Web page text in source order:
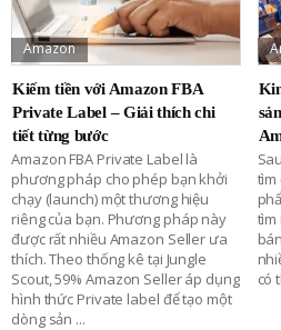
Amazon
Kiếm tiền với Amazon FBA
Private Label – Giải thích chi
tiết từng bước
Amazon FBA Private Label là
phương pháp cho phép bạn khởi
chạy (launch) một thương hiệu
riêng của bạn. Phương pháp này
được rất nhiều Amazon Seller ưa
thích. Theo thống kê tại Jungle
Scout, 59% Amazon Seller áp dụng
hình thức Private label để tạo một
dòng sản ...
tìm
tìm
có